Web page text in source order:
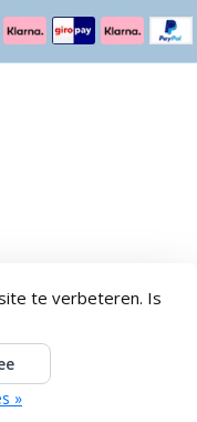
te verbeteren. Is
»